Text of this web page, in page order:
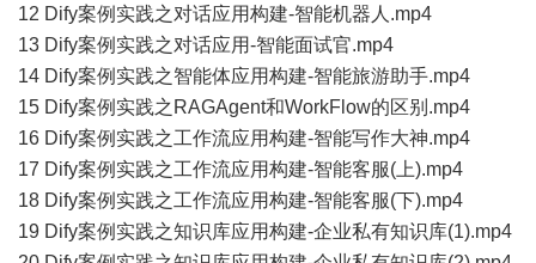
12 Dify案例实践之对话应用构建-智能机器人.mp4
13 Dify案例实践之对话应用-智能面试官.mp4
14 Dify案例实践之智能体应用构建-智能旅游助手.mp4
15 Dify案例实践之RAGAgent和WorkFlow的区别.mp4
16 Dify案例实践之工作流应用构建-智能写作大神.mp4
17 Dify案例实践之工作流应用构建-智能客服(上).mp4
18 Dify案例实践之工作流应用构建-智能客服(下).mp4
19 Dify案例实践之知识库应用构建-企业私有知识库(1).mp4